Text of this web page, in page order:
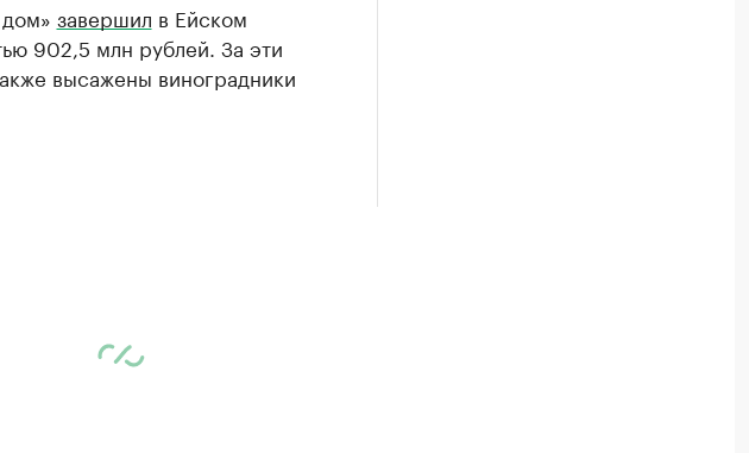
завершил в Ейском
902,5 млн рублей. За эти
высажены виноградники